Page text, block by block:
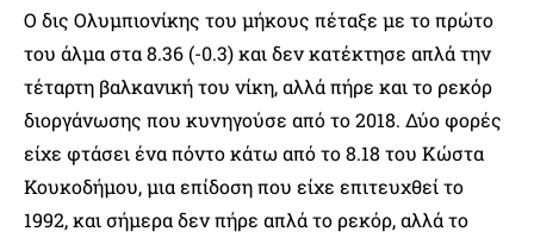
Ο δις Ολυμπιονίκης του μήκους πέταξε με το πρώτο
του άλμα στα 8.36 (-0.3) και δεν κατέκτησε απλά την
τέταρτη βαλκανική του νίκη, αλλά πήρε και το ρεκόρ
διοργάνωσης που κυνηγούσε από το 2018. Δύο φορές
είχε φτάσει ένα πόντο κάτω από το 8.18 του Κώστα
Κουκοδήμου, μια επίδοση που είχε επιτευχθεί το
1992, και σήμερα δεν πήρε απλά το ρεκόρ, αλλά το